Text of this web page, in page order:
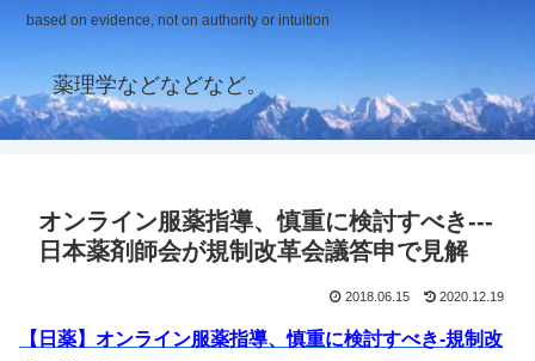
based on evidence, not on authority or intuition
薬理学などなどなど。
オンライン服薬指導、慎重に検討すべき‐‐‐
日本薬剤師会が規制改革会議答申で見解
2018.06.15 2020.12.19
【日薬】オンライン服薬指導、慎重に検討すべき‐規制改